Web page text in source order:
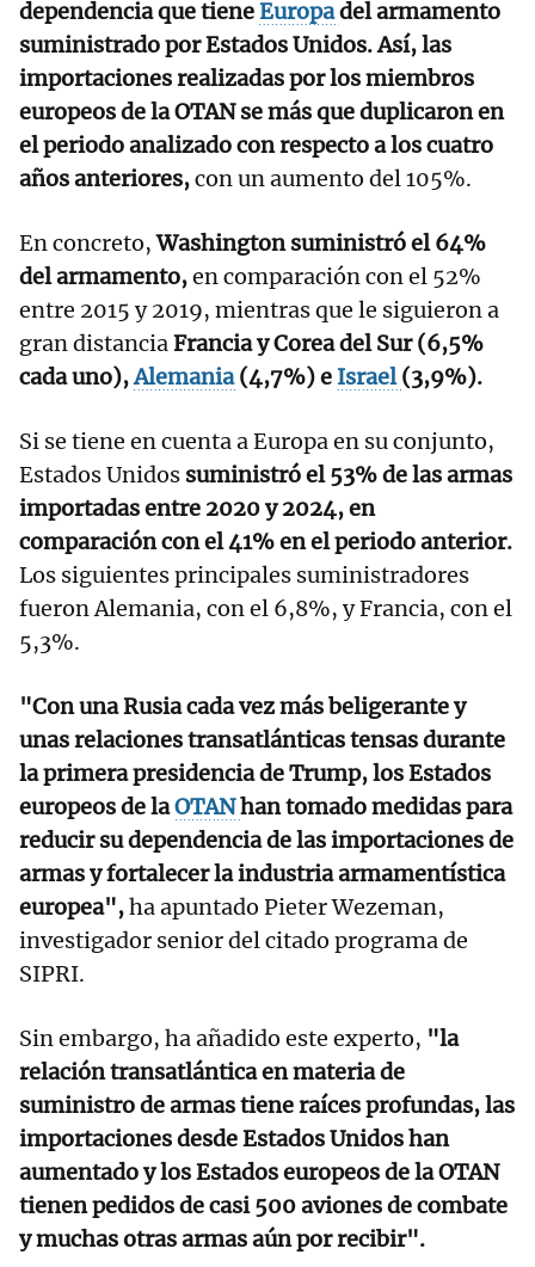
dependencia que tieneEuropadel armamento
suministrado por Estados Unidos. Así, las
importaciones realizadas por los miembros
europeos de la OTAN se más que duplicaron en
el periodo analizado con respecto a los cuatro
años anteriores,con un aumento del 105%.
En concreto,Washington suministró el 64%
del armamento,en comparación con el 52%
entre 2015 y 2019, mientras que le siguieron a
gran distanciaFrancia y Corea del Sur (6,5%
cada uno),Alemania(4,7%) e Israel(3,9%).
Si se tiene en cuenta a Europa en su conjunto,
Estados Unidos suministró el 53% de las armas
importadas entre 2020 y 2024, en
comparación con el 41% en el periodo anterior.
Los siguientes principales suministradores
fueron Alemania, con el 6,8%, y Francia, con el
5,3%.
"Con una Rusia cada vez más beligerante y
unas relaciones transatlánticas tensas durante
la primera presidencia de Trump, los Estados
europeos de laOTANhan tomado medidas para
reducir su dependencia de las importaciones de
armas y fortalecer la industria armamentística
europea",ha apuntado Pieter Wezeman,
investigador senior del citado programa de
SIPRI.
Sin embargo, ha añadido este experto, "la
relación transatlántica en materia de
suministro de armas tiene raíces profundas, las
importaciones desde Estados Unidos han
aumentado y los Estados europeos de la OTAN
tienen pedidos de casi 500 aviones de combate
y muchas otras armas aún por recibir".